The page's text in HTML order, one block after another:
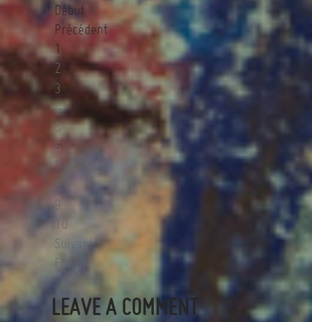
Début
Précédent
1
2
3
4
5
6
7
8
9
10
Suivant
Fin
LEAVE A COMMENT